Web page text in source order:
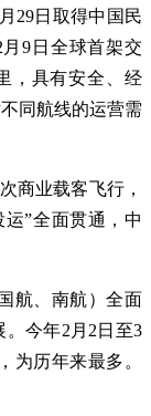
29日取得中国民
9日全球首架交
，具有安全、经
同航线的运营需
商业载客飞行，
”全面贯通，中
航、南航）全面
今年2月2日至3
为历年来最多。